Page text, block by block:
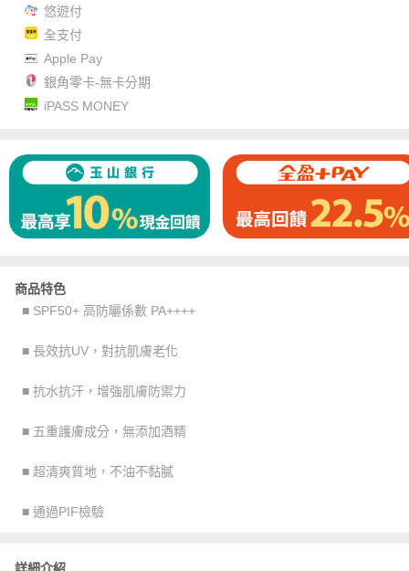
悠遊付
全支付
Apple Pay
銀角零卡-無卡分期
iPASS MONEY
商品特色
■ SPF50+ 高防曬係數 PA++++
■ 長效抗UV，對抗肌膚老化
■ 抗水抗汗，增強肌膚防禦力
■ 五重護膚成分，無添加酒精
■ 超清爽質地，不油不黏膩
■ 通過PIF檢驗